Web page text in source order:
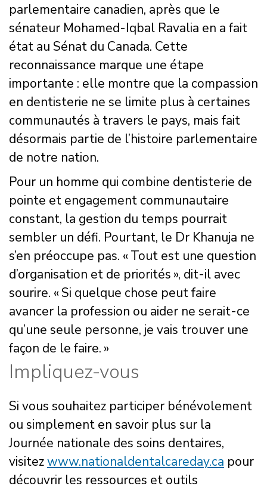
parlementaire canadien, après que le
sénateur Mohamed-Iqbal Ravalia en a fait
état au Sénat du Canada. Cette
reconnaissance marque une étape
importante : elle montre que la compassion
en dentisterie ne se limite plus à certaines
communautés à travers le pays, mais fait
désormais partie de l’histoire parlementaire
de notre nation.
Pour un homme qui combine dentisterie de
pointe et engagement communautaire
constant, la gestion du temps pourrait
sembler un défi. Pourtant, le Dr Khanuja ne
s’en préoccupe pas. « Tout est une question
d’organisation et de priorités », dit-il avec
sourire. « Si quelque chose peut faire
avancer la profession ou aider ne serait-ce
qu’une seule personne, je vais trouver une
façon de le faire. »
Impliquez-vous
Si vous souhaitez participer bénévolement
ou simplement en savoir plus sur la
Journée nationale des soins dentaires,
visitezwww.nationaldentalcareday.ca pour
découvrir les ressources et outils